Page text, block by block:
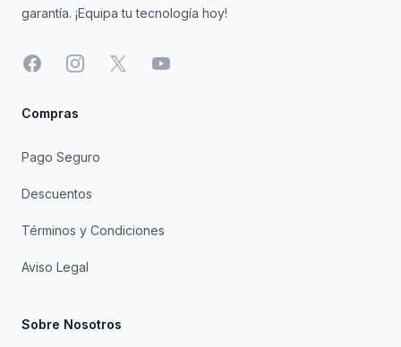
garantía. ¡Equipa tu tecnología hoy!
FacebookInstagram
X YouTube
Compras
Pago Seguro
Descuentos
Términos y Condiciones
Aviso Legal
Sobre Nosotros